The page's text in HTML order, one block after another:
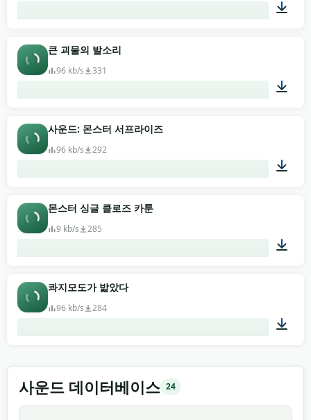
큰 괴물의 발소리
96 kb/s 331
사운드: 몬스터 서프라이즈
96 kb/s 292
몬스터 싱글 클로즈 카툰
9 kb/s 285
콰지모도가 밟았다
96 kb/s 284
사운드 데이터베이스 24